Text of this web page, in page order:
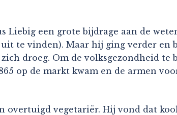
Liebig een grote bijdrage aan de
te vinden). Maar hij ging verder en
droeg. Om de volksgezondheid te
op de markt kwam en de armen
overtuigd vegetariër. Hij vond dat